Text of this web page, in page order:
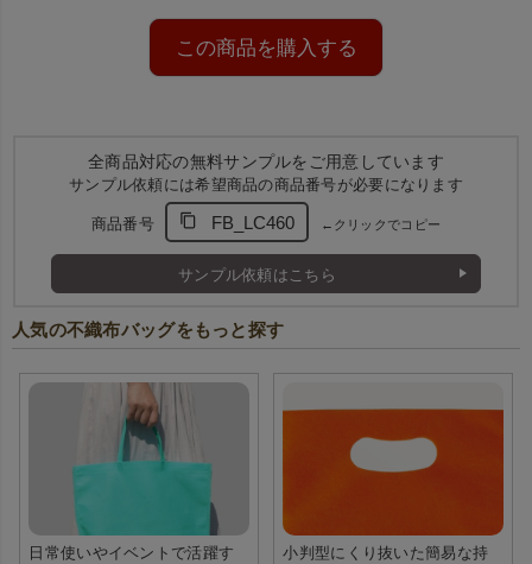
特別感のあるギフトラッピングや、販促用アイテムとして最適
丈夫な不織布製の持ち手は 肩に掛けられる長さで、お客様の持
ち帰りにも便利。
底マチ付き＋底板入りで型崩れしにくく
もキレイに保ちます。
大容量の２サイズ展開！どちら
も肩がけ出来ます。
この商品を購入する
全商品対応の無料サンプルをご用意しています
サンプル依頼には希望商品の商品番号が必要になります
商品番号 FB_LC460 ←クリックでコピー
サンプル依頼はこちら
人気の不織布バッグをもっと探す
日常使いやイベントで活躍す
小判型にくり抜いた簡易な持